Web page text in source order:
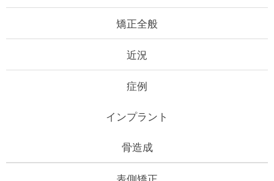
矯正全般
近況
症例
インプラント
骨造成